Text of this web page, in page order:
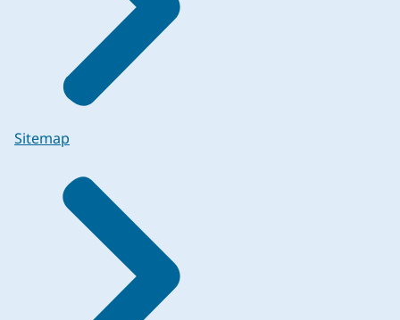
Sitemap